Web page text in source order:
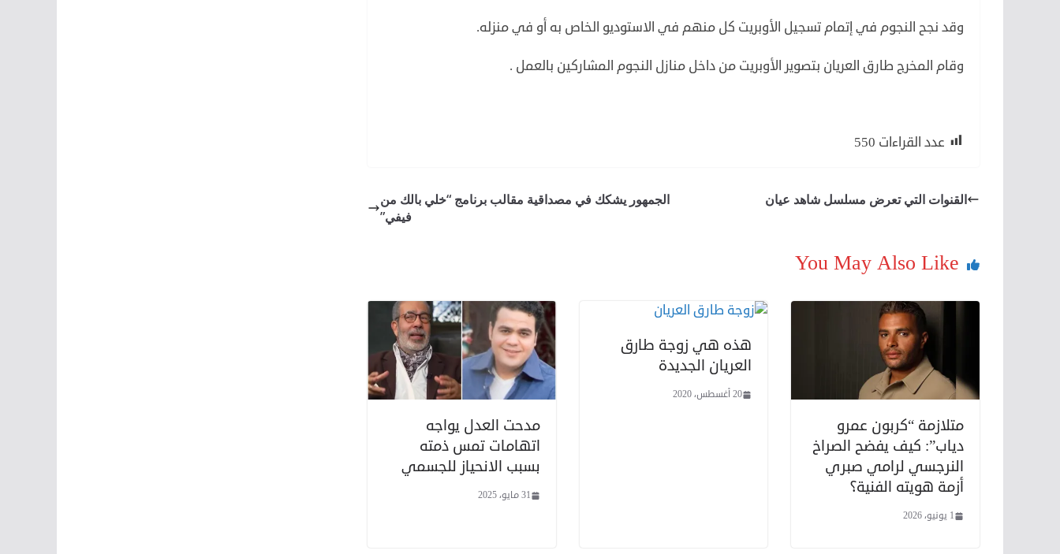
وقد نجح النجوم في إتمام تسجيل الأوبريت كل منهم في الاستوديو الخاص به أو في منزله.
وقام المخرج طارق العريان بتصوير الأوبريت من داخل منازل النجوم المشاركين بالعمل .
عدد القراءات 550
القنوات التي تعرض مسلسل شاهد عيان
الجمهور يشكك في مصداقية مقالب برنامج “خلي بالك من
فيفي”
You May Also Like
متلازمة “كربون عمرو
دياب”: كيف يفضح الصراخ
النرجسي لرامي صبري
أزمة هويته الفنية؟
1 يونيو، 2026
هذه هي زوجة طارق
العريان الجديدة
20 أغسطس، 2020
مدحت العدل يواجه
اتهامات تمس ذمته
بسبب الانحياز للجسمي
31 مايو، 2025